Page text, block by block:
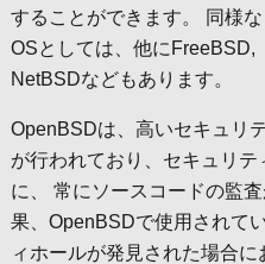
することができます。 同様な
OSとしては、他にFreeBSD,
NetBSDなどもあります。
OpenBSDは、高いセキュリ
が行われており、セキュリ
に、 常にソースコードの監
果、OpenBSDで使用されて
ィホールが発見された場合